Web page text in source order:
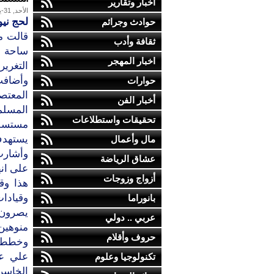
أخبار وتقارير
حوادث وجرائم
ثقافة وأدب
اخبار المهجر
حوارات
أخبار الفن
تحقيقات واستطلاعات
مال وأعمال
عشاق الرياضة
أزواج وزوجات
بانوراما
عربي .. دولي
حروف وأقلام
تكنولوجيا وعلوم
الأحد, 31-يوليو-2011
لحج
قالت
ساحة
على
هذا
علي